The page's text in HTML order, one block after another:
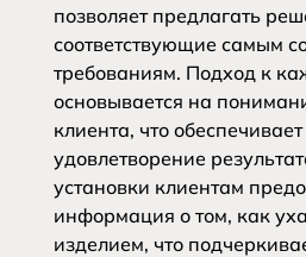
позволяет предлагать
соответствующие самым
требованиям. Подход к
основывается на
клиента, что
удовлетворение
установки клиентам
информация о том, как
изделием, что